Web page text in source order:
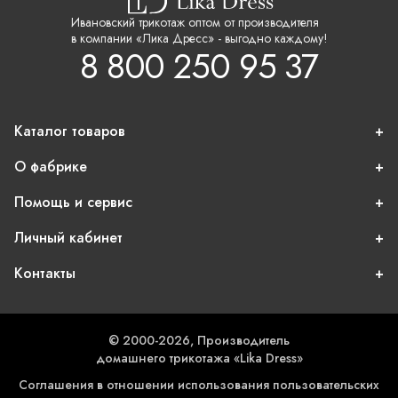
Ивановский трикотаж оптом от производителя
в компании «Лика Дресс» - выгодно каждому!
8 800 250 95 37
Каталог товаров
О фабрике
Помощь и сервис
Личный кабинет
Контакты
© 2000-2026, Производитель
домашнего трикотажа «Lika Dress»
Соглашения в отношении использования пользовательских